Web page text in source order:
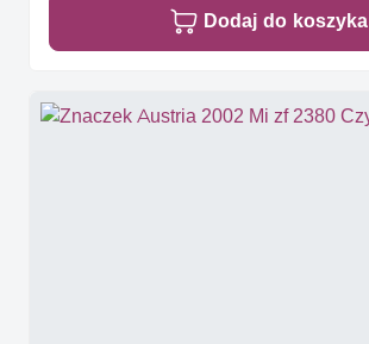
Dodaj do koszyka